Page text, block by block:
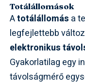
Totálállomások
Atotálállomás a
legfejlettebb
elektronikus
Gyakorlatilag egy
távolságmérő